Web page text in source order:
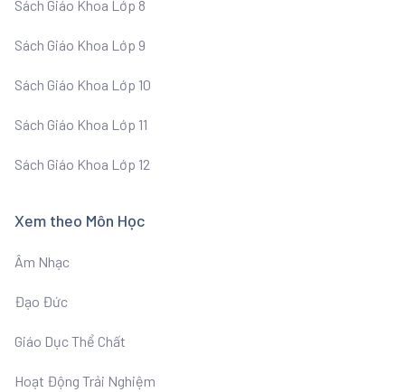
Sách Giáo Khoa Lớp 8
Sách Giáo Khoa Lớp 9
Sách Giáo Khoa Lớp 10
Sách Giáo Khoa Lớp 11
Sách Giáo Khoa Lớp 12
Xem theo Môn Học
Âm Nhạc
Đạo Đức
Giáo Dục Thể Chất
Hoạt Động Trải Nghiệm